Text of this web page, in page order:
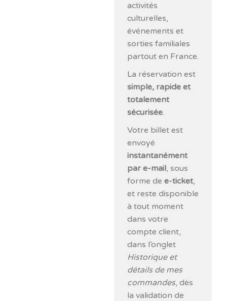
activités
culturelles,
événements et
sorties familiales
partout en France.
La réservation est
simple, rapide et
totalement
sécurisée.
Votre billet est
envoyé
instantanément
par e-mail, sous
forme dee-ticket,
et reste disponible
à tout moment
dans votre
compte client,
dans l’onglet
Historique et
détails de mes
commandes, dès
la validation de